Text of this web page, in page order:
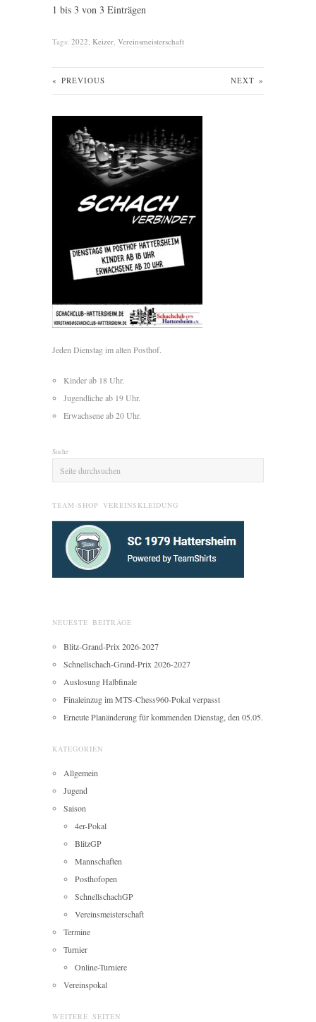
1 bis 3 von 3 Einträgen
Tags: 2022 Keizer Vereinsmeisterschaft
« PREVIOUS NEXT »
Jeden Dienstag im alten Posthof.
Kinder ab 18 Uhr.
Jugendliche ab 19 Uhr.
Erwachsene ab 20 Uhr.
Suche
TEAM-SHOP VEREINSKLEIDUNG
NEUESTE BEITRÄGE
Blitz-Grand-Prix 2026-2027
Schnellschach-Grand-Prix 2026-2027
Auslosung Halbfinale
Finaleinzug im MTS-Chess960-Pokal verpasst
Erneute Planänderung für kommenden Dienstag, den 05.05.
KATEGORIEN
Allgemein
Jugend
Saison
4er-Pokal
BlitzGP
Mannschaften
Posthofopen
SchnellschachGP
Vereinsmeisterschaft
Termine
Turnier
Online-Turniere
Vereinspokal
WEITERE SEITEN